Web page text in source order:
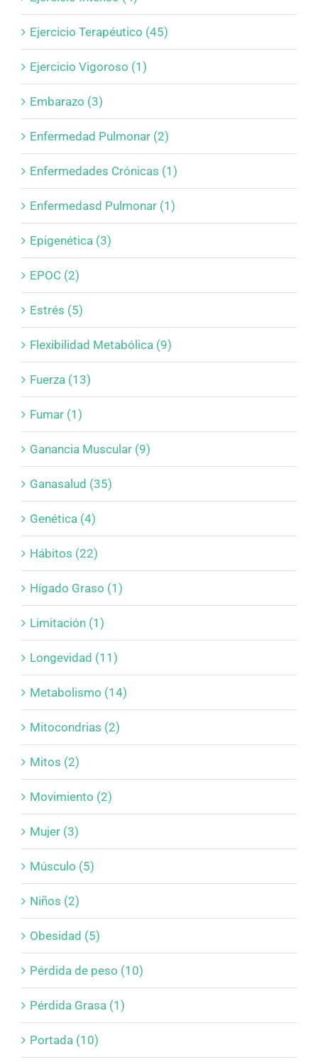
Ejercicio Terapéutico (45)
Ejercicio Vigoroso (1)
Embarazo (3)
Enfermedad Pulmonar (2)
Enfermedades Crónicas (1)
Enfermedasd Pulmonar (1)
Epigenética (3)
EPOC (2)
Estrés (5)
Flexibilidad Metabólica (9)
Fuerza (13)
Fumar (1)
Ganancia Muscular (9)
Ganasalud (35)
Genética (4)
Hábitos (22)
Hígado Graso (1)
Limitación (1)
Longevidad (11)
Metabolismo (14)
Mitocondrias (2)
Mitos (2)
Movimiento (2)
Mujer (3)
Músculo (5)
Niños (2)
Obesidad (5)
Pérdida de peso (10)
Pérdida Grasa (1)
Portada (10)